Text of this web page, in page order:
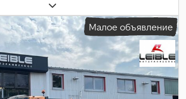
оранжевый
(TÜV):10/2026, тип передачи:
, класс выбросов: Евро 5, Год выпуска:
ABS, кондиционер, полный привод,
стабилизации (ESP)
Малое объявление